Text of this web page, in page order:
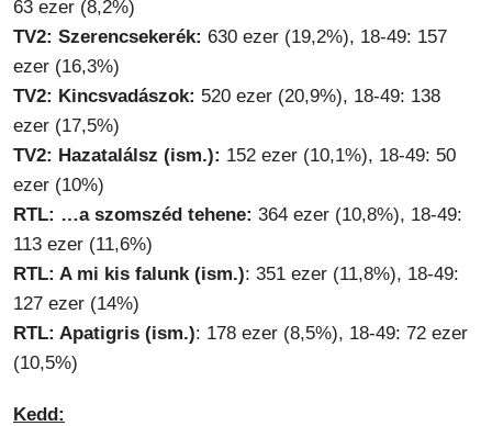
63 ezer (8,2%)
TV2: Szerencsekerék: 630 ezer (19,2%), 18-49: 157
ezer (16,3%)
TV2: Kincsvadászok: 520 ezer (20,9%), 18-49: 138
ezer (17,5%)
TV2: Hazatalálsz (ism.): 152 ezer (10,1%), 18-49: 50
ezer (10%)
RTL: …a szomszéd tehene: 364 ezer (10,8%), 18-49:
113 ezer (11,6%)
RTL: A mi kis falunk (ism.): 351 ezer (11,8%), 18-49:
127 ezer (14%)
RTL: Apatigris (ism.): 178 ezer (8,5%), 18-49: 72 ezer
(10,5%)
Kedd: